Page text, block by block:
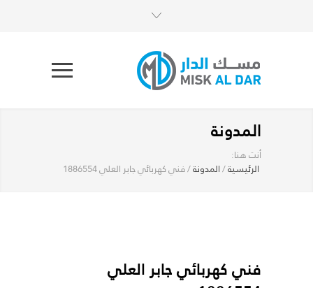
المدونة
أنت هنا:
الرئيسية/المدونة/فني كهربائي جابر العلي 1886554
فني كهربائي جابر العلي